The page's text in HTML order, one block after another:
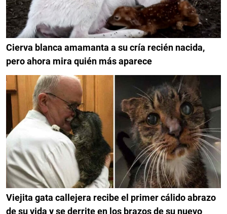
Cierva blanca amamanta a su cría recién nacida,
pero ahora mira quién más aparece
Viejita gata callejera recibe el primer cálido abrazo
de su vida y se derrite en los brazos de su nuevo